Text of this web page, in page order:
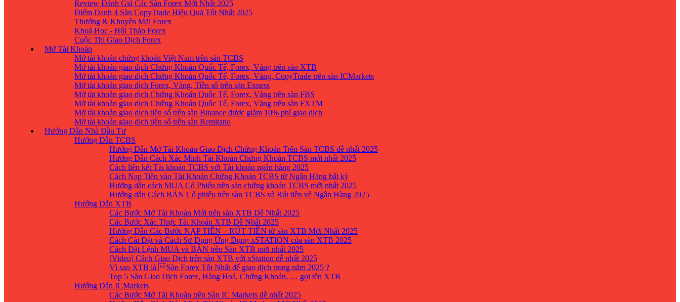
Review Đánh Giá Các Sàn Forex Mới Nhất 2025
Điểm Danh 4 Sàn CopyTrade Hiệu Quả Tốt Nhất 2025
Thưởng & Khuyến Mãi Forex
Khoá Học - Hội Thảo Forex
Cuộc Thi Giao Dịch Forex
Mở Tài Khoản
Mở tài khoản chứng khoán Việt Nam trên sàn TCBS
Mở tài khoản giao dịch Chứng Khoán Quốc Tế, Forex, Vàng trên sàn XTB
Mở tài khoản giao dịch Chứng Khoán Quốc Tế, Forex, Vàng, CopyTrade trên sàn ICMarkets
Mở tài khoản giao dịch Forex, Vàng, Tiền số trên sàn Exness
Mở tài khoản giao dịch Chứng Khoán Quốc Tế, Forex, Vàng trên sàn FBS
Mở tài khoản giao dịch Chứng Khoán Quốc Tế, Forex, Vàng trên sàn FXTM
Mở tài khoản giao dịch tiền số trên sàn Binance được giảm 10% phí giao dịch
Mở tài khoản giao dịch tiền số trên sàn Remitano
Hướng Dẫn Nhà Đầu Tư
Hướng Dẫn TCBS
Hướng Dẫn Mở Tài Khoản Giao Dịch Chứng Khoán Trên Sàn TCBS dễ nhất 2025
Hướng Dẫn Cách Xác Minh Tài Khoản Chứng Khoán TCBS mới nhất 2025
Cách liên kết Tài khoản TCBS với Tài khoản ngân hàng 2025
Cách Nạp Tiền vào Tài Khoản Chứng Khoán TCBS từ Ngân Hàng bất kỳ
Hướng dẫn cách MUA Cổ Phiếu trên sàn chứng khoán TCBS mới nhất 2025
Hướng dẫn Cách BÁN Cổ phiếu trên sàn TCBS và Rút tiền về Ngân Hàng 2025
Hướng Dẫn XTB
Các Bước Mở Tài Khoản Mới trên sàn XTB Dễ Nhất 2025
Các Bước Xác Thực Tài Khoản XTB Dễ Nhất 2025
Hướng Dẫn Các Bước NẠP TIỀN – RÚT TIỀN từ sàn XTB Mới Nhất 2025
Cách Cài Đặt và Cách Sử Dụng Ứng Dụng xSTATION của sàn XTB 2025
Cách Đặt Lệnh MUA và BÁN trên Sàn XTB mới nhất 2025
[Video] Cách Giao Dịch trên sàn XTB với xStation dễ nhất 2025
Vì sao XTB là Sàn Forex Tốt Nhất để giao dịch trong năm 2025 ?
Top 5 Sàn Giao Dịch Forex, Hàng Hoá, Chứng Khoán, … gọi tên XTB
Hướng Dẫn ICMarkets
Các Bước Mở Tài Khoản trên Sàn IC Markets dễ nhất 2025